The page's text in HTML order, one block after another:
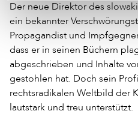
Der neue Direktor des
ein bekannter
Propagandist und
dass er in seinen Büchern
abgeschrieben und Inhalte
gestohlen hat. Doch sein
rechtsradikalen Weltbild der
lautstark und treu unterstützt.